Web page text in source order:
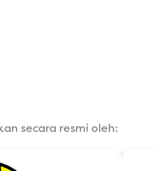
secara resmi oleh: